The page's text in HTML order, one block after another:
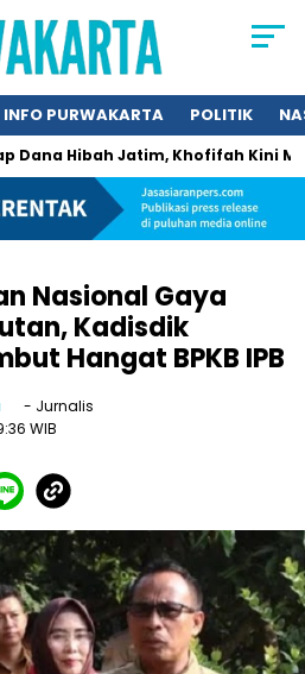
INFO PURWAKARTA POLITIK
Hibah Jatim, Khofifah Kini Masuk
Nasional Gaya
Kadisdik
Hangat BPKB IPB
- Jurnalis
WIB